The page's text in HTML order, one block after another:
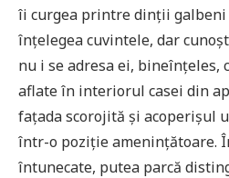
îi curgea printre dinții
înțelegea cuvintele, dar
nu i se adresa ei, bineînțeles,
aflate în interiorul casei din
fațada scorojită și acoperișul
într-o poziție amenințătoare.
întunecate, putea parcă